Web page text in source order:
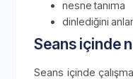
nesne tanıma
dinlediğini
Seans içinde
Seans içinde